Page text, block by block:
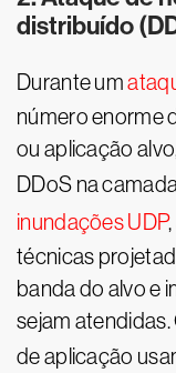
distribuído
Durante um
número enorme
ou aplicação
DDoS na
inundações UDP,
técnicas
banda do alvo e
sejam
de aplicação